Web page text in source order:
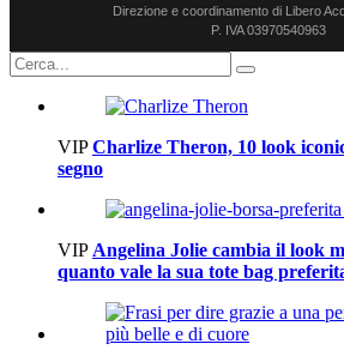
Direzione e coordinamento di Libero
P. IVA 03970540963
VIP Charlize Theron, 10 look
segno
VIP Angelina Jolie cambia il look
quanto vale la sua tote bag